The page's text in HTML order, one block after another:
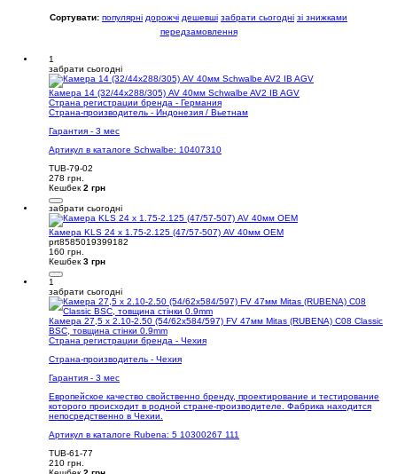
Сортувати: популярні дорожчі дешевші забрати сьогодні зі знижками
передзамовлення
1
забрати сьогодні
Камера 14 (32/44x288/305) AV 40мм Schwalbe AV2 IB AGV
Страна регистрации бренда - Германия
Страна-производитель - Индонезия / Вьетнам
Гарантия - 3 мес
Артикул в каталоге Schwalbe: 10407310
TUB-79-02
278 грн.
Кешбек 2 грн
забрати сьогодні
Камера KLS 24 х 1.75-2.125 (47/57-507) AV 40мм OEM
prt8585019399182
160 грн.
Кешбек 3 грн
1
забрати сьогодні
Камера 27,5 x 2.10-2.50 (54/62x584/597) FV 47мм Mitas (RUBENA) C08 Classic
BSC, товщина стінки 0.9mm
Страна регистрации бренда - Чехия
Страна-производитель - Чехия
Гарантия - 3 мес
Европейское качество свойственно бренду, проектирование и тестирование
которого происходит в родной стране-производителе. Фабрика находится
непосредственно в Чехии.
Артикул в каталоге Rubena: 5 10300267 111
TUB-61-77
210 грн.